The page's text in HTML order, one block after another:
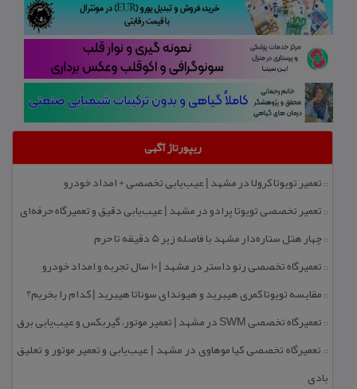
ریپورتاژ آگهی
:: تعمیر تویوتا كرولا در مشهد | عیب‌یابی تخصصی + امداد خودرو
:: تعمیر تخصصی تویوتا پرادو در مشهد | عیب‌یابی دقیق و تعمیرگاه حرفه‌ای
::چهار هتل‌ ستاره‌دار مشهد با فاصله زیر 5 دقیقه تا حرم
:: تعمیرگاه تخصصی رنو داستر در مشهد | ۱۰ سال تجربه و امداد خودرو
:: مقایسه تویوتا كمری هیبرید و هیوندای سوناتا هیبرید | كدام را بخریم؟
:: تعمیرگاه تخصصی SWM در مشهد | تعمیر موتور، گیربكس و عیب‌یابی برق
:: تعمیرگاه تخصصی كیا موهاوی در مشهد | عیب‌یابی و تعمیر موتور و تعلیق
بادی